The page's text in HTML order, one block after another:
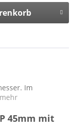
Im
mehr
45mm mit